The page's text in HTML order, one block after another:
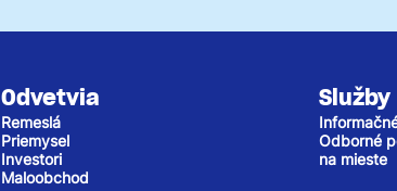
Odvetvia
Remeslá
Priemysel
Investori
Maloobchod
Služby
Odborné
na mieste